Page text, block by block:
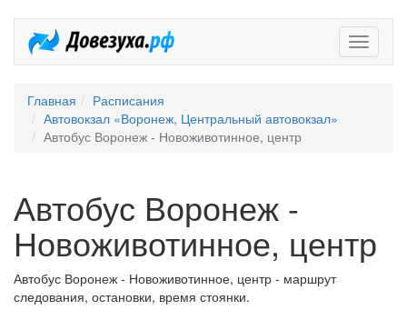
Главная
Расписания
Автовокзал «Воронеж, Центральный автовокзал»
Автобус Воронеж - Новоживотинное, центр
Автобус Воронеж -
Новоживотинное, центр
Автобус Воронеж - Новоживотинное, центр - маршрут
следования, остановки, время стоянки.